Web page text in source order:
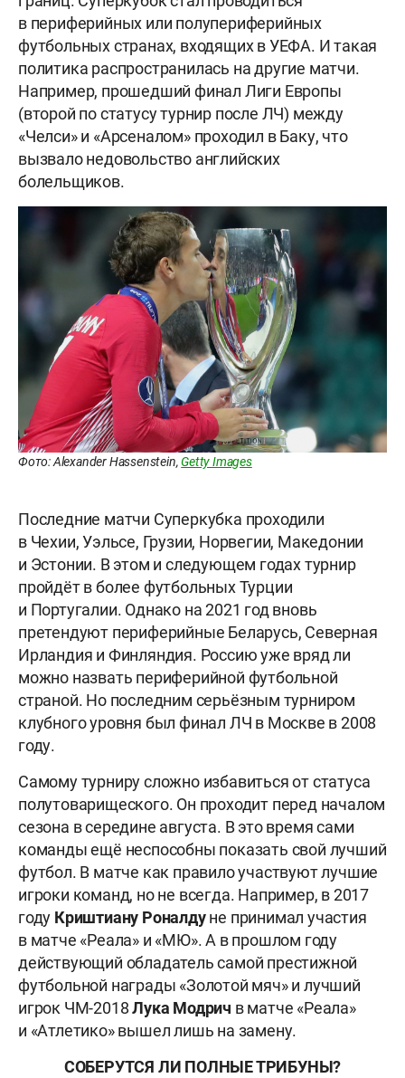
в периферийных или полупериферийных
футбольных странах, входящих в УЕФА. И такая
политика распространилась на другие матчи.
Например, прошедший финал Лиги Европы
(второй по статусу турнир после ЛЧ) между
«Челси» и «Арсеналом» проходил в Баку, что
вызвало недовольство английских
болельщиков.
Фото: Alexander Hassenstein,Getty Images
Последние матчи Суперкубка проходили
в Чехии, Уэльсе, Грузии, Норвегии, Македонии
и Эстонии. В этом и следующем годах турнир
пройдёт в более футбольных Турции
и Португалии. Однако на 2021 год вновь
претендуют периферийные Беларусь, Северная
Ирландия и Финляндия. Россию уже вряд ли
можно назвать периферийной футбольной
страной. Но последним серьёзным турниром
клубного уровня был финал ЛЧ в Москве в 2008
году.
Самому турниру сложно избавиться от статуса
полутоварищеского. Он проходит перед началом
сезона в середине августа. В это время сами
команды ещё неспособны показать свой лучший
футбол. В матче как правило участвуют лучшие
игроки команд, но не всегда. Например, в 2017
году Криштиану Роналдуне принимал участия
в матче «Реала» и «МЮ». А в прошлом году
действующий обладатель самой престижной
футбольной награды «Золотой мяч» и лучший
игрок ЧМ-2018Лука Модрич в матче «Реала»
и «Атлетико» вышел лишь на замену.
СОБЕРУТСЯ ЛИ ПОЛНЫЕ ТРИБУНЫ?